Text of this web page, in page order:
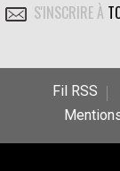
S'INSCRIRE À
Fil RSS